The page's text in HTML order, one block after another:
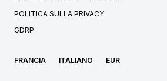
POLITICA SULLA PRIVACY
GDRP
FRANCIA ITALIANO EUR